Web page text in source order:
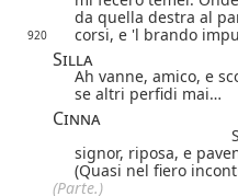
da quella destra al
920 corsi, e 'l brando
Silla
Ah vanne, amico, e
se altri perfidi mai…
Cinna
signor, riposa, e
(Quasi nel fiero
(Parte.)